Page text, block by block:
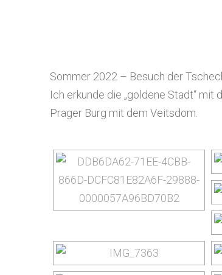
Sommer 2022 – Besuch der
Ich erkunde die „goldene Stadt“
Prager Burg mit dem Veitsdom.